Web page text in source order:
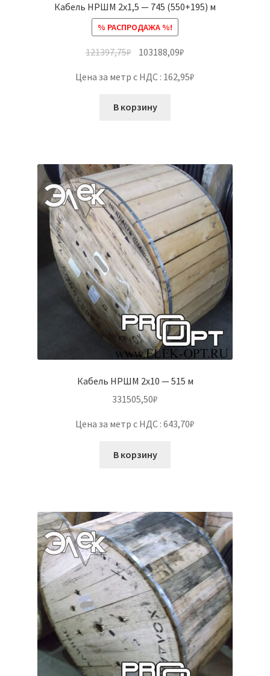
Кабель НРШМ 2х1,5 — 745 (550+195) м
% РАСПРОДАЖА %!
121397,75₽ 103188,09₽
Цена за метр с НДС : 162,95₽
В корзину
Кабель НРШМ 2х10 — 515 м
331505,50₽
Цена за метр с НДС : 643,70₽
В корзину